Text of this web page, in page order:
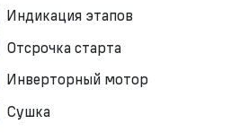
Индикация этапов
Отсрочка старта
Инверторный мотор
Сушка